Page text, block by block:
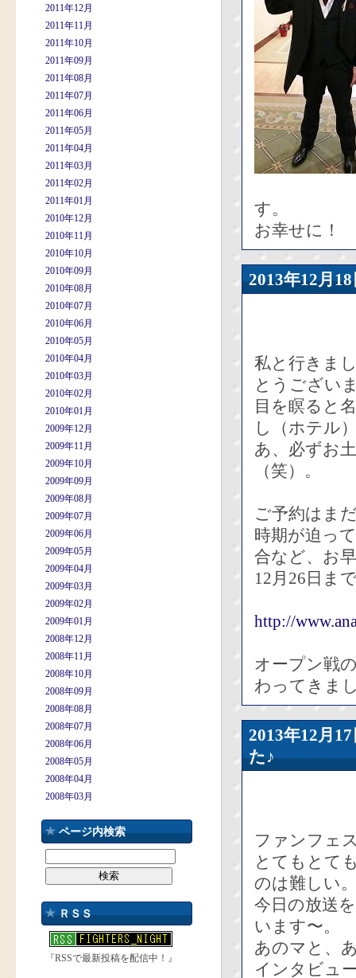
2011年12月
2011年11月
2011年10月
2011年09月
2011年08月
2011年07月
2011年06月
2011年05月
2011年04月
2011年03月
2011年02月
2011年01月
2010年12月
2010年11月
2010年10月
2010年09月
2010年08月
2010年07月
2010年06月
2010年05月
2010年04月
2010年03月
2010年02月
2010年01月
2009年12月
2009年11月
2009年10月
2009年09月
2009年08月
2009年07月
2009年06月
2009年05月
2009年04月
2009年03月
2009年02月
2009年01月
2008年12月
2008年11月
2008年10月
2008年09月
2008年08月
2008年07月
2008年06月
2008年05月
2008年04月
2008年03月
ページ内検索
ＲＳＳ
『RSSで最新投稿を配信中！』
す。
お幸せに！
2013年12
私と行きま
とうござい
目を瞑ると
し（ホテル
あ、必ずお
（笑）。
ご予約はま
時期が迫っ
合など、お
12月26日ま
http://
オープン戦
わってきま
2013年12
た♪
ファンフェ
とてもとて
のは難しい
今日の放送
います〜。
あのマと、
インタビュ